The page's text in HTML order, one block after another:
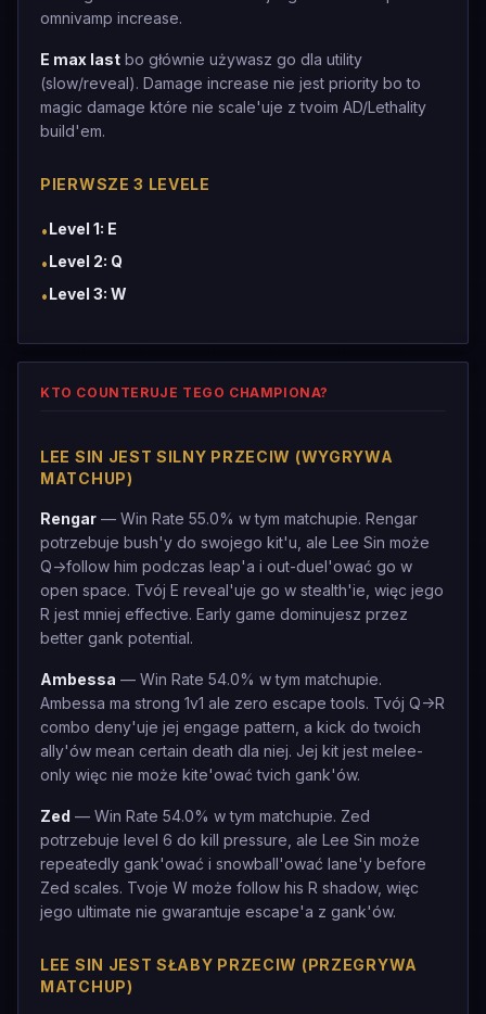
omnivamp increase.
E max last bo głównie używasz go dla utility
(slow/reveal). Damage increase nie jest priority bo to
magic damage które nie scale'uje z tvoim AD/Lethality
build'em.
PIERWSZE 3 LEVELE
•Level 1: E
•Level 2: Q
•Level 3: W
KTO COUNTERUJE TEGO CHAMPIONA?
LEE SIN JEST SILNY PRZECIW (WYGRYWA
MATCHUP)
Rengar — Win Rate 55.0% w tym matchupie. Rengar
potrzebuje bush'y do swojego kit'u, ale Lee Sin może
Q->follow him podczas leap'a i out-duel'ować go w
open space. Tvój E reveal'uje go w stealth'ie, więc jego
R jest mniej effective. Early game dominujesz przez
better gank potential.
Ambessa — Win Rate 54.0% w tym matchupie.
Ambessa ma strong 1v1 ale zero escape tools. Tvój Q->R
combo deny'uje jej engage pattern, a kick do twoich
ally'ów mean certain death dla niej. Jej kit jest melee-
only więc nie może kite'ować tvich gank'ów.
Zed — Win Rate 54.0% w tym matchupie. Zed
potrzebuje level 6 do kill pressure, ale Lee Sin może
repeatedly gank'ować i snowball'ować lane'y before
Zed scales. Tvoje W może follow his R shadow, więc
jego ultimate nie gwarantuje escape'a z gank'ów.
LEE SIN JEST SŁABY PRZECIW (PRZEGRYWA
MATCHUP)